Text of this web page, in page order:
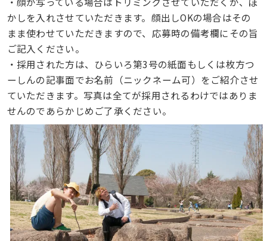
かしを入れさせていただきます。顔出しOKの場合はその
まま使わせていただきますので、応募時の備考欄にその旨
ご記入ください。
・採用された方は、ひらいろ第3号の紙面もしくは枚方つ
ーしんの記事面でお名前（ニックネーム可）をご紹介させ
ていただきます。写真は全てが採用されるわけではありま
せんのであらかじめご了承ください。